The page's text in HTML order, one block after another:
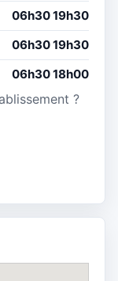
06h30 19h30
06h30 19h30
06h30 18h00
?